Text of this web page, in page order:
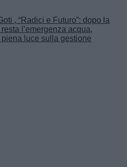
, “Radici e Futuro”: dopo la
l’emergenza acqua,
luce sulla gestione